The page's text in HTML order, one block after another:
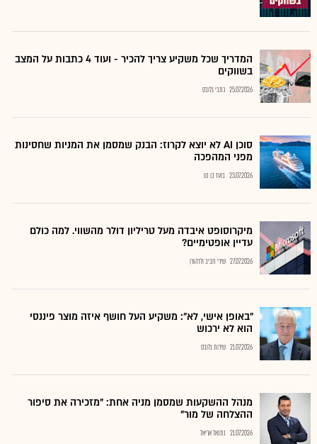
המדריך שכל משקיע צריך להכיר - ועוד 4 כתבות על המצב
בשווקים
25.07.2026 כתבי גלובס
סוכן AI לא יוצא לקרוז: הבנק שמסמן את המניות שחסינות
מפני המהפכה
23.07.2026 בועז בן נון
מיקרוסופט איבדה מעל טריליון דולר מהשווי. למה כולם
עדיין אופטימיים?
27.07.2026 שירי חביב ולדהורן
"באופן אישי, לא": משקיע העל חושף איזה מוצר פיננסי
הוא לא ירכוש
21.07.2026 שירות גלובס
מנהל ההשקעות שמסמן מניה אחת: "מזכירה את סיפור
ההצלחה של מור"
21.07.2026 נתנאל אריאל